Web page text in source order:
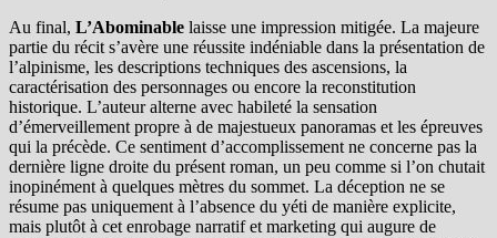
Au final, L’Abominable laisse une impression mitigée. La majeure
partie du récit s’avère une réussite indéniable dans la présentation de
l’alpinisme, les descriptions techniques des ascensions, la
caractérisation des personnages ou encore la reconstitution
historique. L’auteur alterne avec habileté la sensation
d’émerveillement propre à de majestueux panoramas et les épreuves
qui la précède. Ce sentiment d’accomplissement ne concerne pas la
dernière ligne droite du présent roman, un peu comme si l’on chutait
inopinément à quelques mètres du sommet. La déception ne se
résume pas uniquement à l’absence du yéti de manière explicite,
mais plutôt à cet enrobage narratif et marketing qui augure de